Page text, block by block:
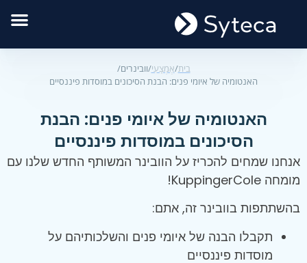
בית/אֶמְצָעִי/וובינרים/
האנטומיה של איומי פנים: הבנת הסיכונים במוסדות פיננסיים
האנטומיה של איומי פנים: הבנת
הסיכונים במוסדות פיננסיים
אנחנו שמחים להכריז על הוובינר המשותף החדש שלנו עם
מומחה KuppingerCole!
בהשתתפות בוובינר זה, אתם:
תקבלו הבנה של איומי פנים והשלכותיהם על
מוסדות פיננסיים